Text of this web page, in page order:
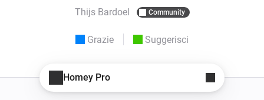
Thijs Bardoel Community
Grazie Suggerisci
Homey Pro